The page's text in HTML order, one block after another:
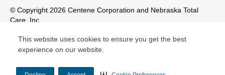
This website uses cookies to ensure you get the best
experience on our website.
© Copyright 2026 Centene Corporation and Nebraska Total
Care, Inc.